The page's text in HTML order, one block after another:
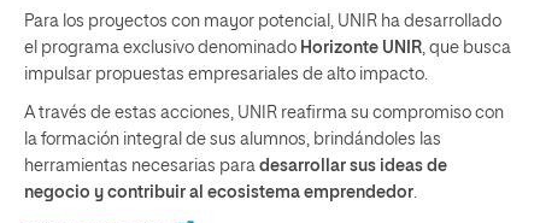
Para los proyectos con mayor potencial, UNIR ha desarrollado
el programa exclusivo denominado Horizonte UNIR , que busca
impulsar propuestas empresariales de alto impacto.
A través de estas acciones, UNIR reafirma su compromiso con
la formación integral de sus alumnos, brindándoles las
herramientas necesarias para desarrollar sus ideas de
negocio y contribuir al ecosistema emprendedor